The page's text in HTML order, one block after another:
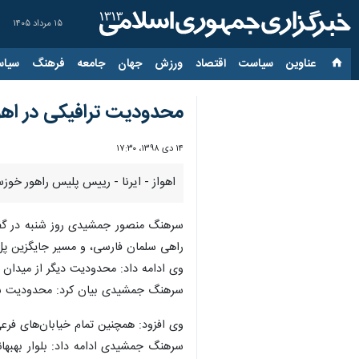
۱۵ مرداد ۱۴۰۵
عناوین‌ سیاست اقتصاد ورزش جهان جامعه فرهنگ
محدودیت ترافیکی در
۱۴ دی ۱۳۹۸، ۱۷:۳۰